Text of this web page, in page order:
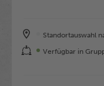
Standortauswahl
Verfügbar in